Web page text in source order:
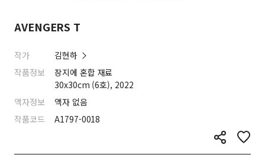
AVENGERS T
작가
김현하
작품정보
장지에 혼합 재료
30x30cm (6호), 2022
액자정보
액자 없음
작품코드
A1797-0018